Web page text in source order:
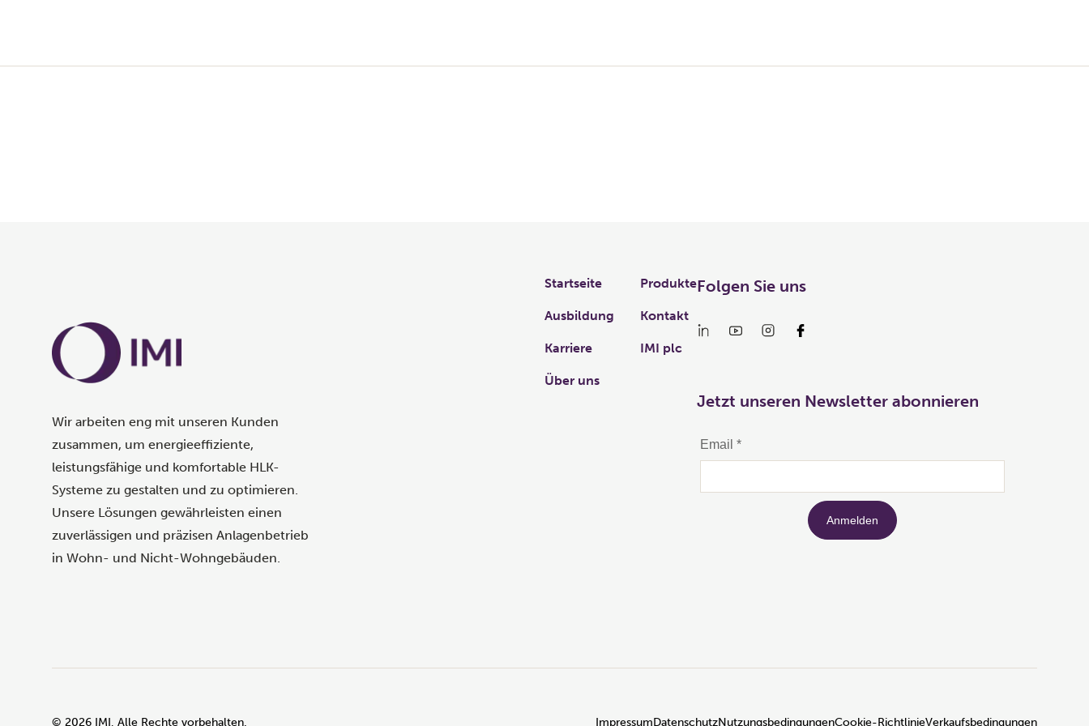
Wir arbeiten eng mit unseren Kunden
zusammen, um energieeffiziente,
leistungsfähige und komfortable HLK-
Systeme zu gestalten und zu optimieren.
Unsere Lösungen gewährleisten einen
zuverlässigen und präzisen Anlagenbetrieb
in Wohn- und Nicht-Wohngebäuden.
Links
Startseite Produkte
Ausbildung Kontakt
Karriere IMI plc
Über uns
Folgen Sie uns
Jetzt unseren Newsletter abonnieren
© 2026 IMI, Alle Rechte vorbehalten. ImpressumDatenschutzNutzungsbedingungenCookie-RichtlinieVerkaufsbedingungen